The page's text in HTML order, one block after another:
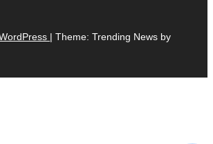
| Theme: Trending News by